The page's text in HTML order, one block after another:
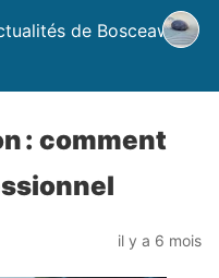
de Bosceawy
: comment
il y a 6 mois